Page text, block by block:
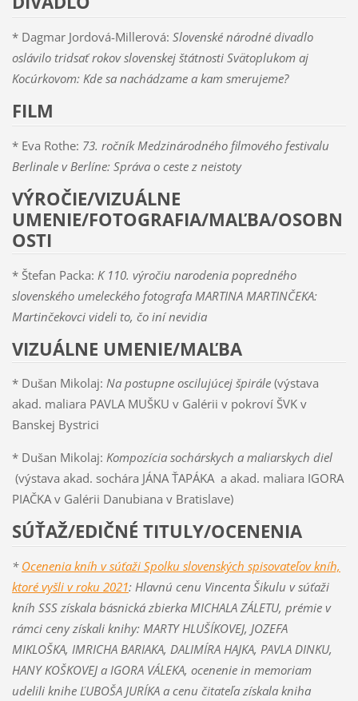
* Dagmar Jordová-Millerová: Slovenské národné divadlo
oslávilo tridsať rokov slovenskej štátnosti Svätoplukom aj
Kocúrkovom: Kde sa nachádzame a kam smerujeme?
FILM
* Eva Rothe: 73. ročník Medzinárodného filmového festivalu
Berlinale v Berlíne: Správa o ceste z neistoty
VÝROČIE/VIZUÁLNE
UMENIE/FOTOGRAFIA/MAĽBA/OSOBN
OSTI
* Štefan Packa: K 110. výročiu narodenia popredného
slovenského umeleckého fotografa MARTINA MARTINČEKA:
Martinčekovci videli to, čo iní nevidia
VIZUÁLNE UMENIE/MAĽBA
* Dušan Mikolaj: Na postupne oscilujúcej špirále(výstava
akad. maliara PAVLA MUŠKU v Galérii v pokroví ŠVK v
Banskej Bystrici
* Dušan Mikolaj: Kompozícia sochárskych a maliarskych diel
(výstava akad. sochára JÁNA ŤAPÁKA a akad. maliara IGORA
PIAČKA v Galérii Danubiana v Bratislave)
SÚŤAŽ/EDIČNÉ TITULY/OCENENIA
* Ocenenia kníh v súťaži Spolku slovenských spisovateľov kníh,
ktoré vyšli v roku 2021: Hlavnú cenu Vincenta Šikulu v súťaži
kníh SSS získala básnická zbierka MICHALA ZÁLETU, prémie v
rámci ceny získali knihy: MARTY HLUŠÍKOVEJ, JOZEFA
MIKLOŠKA, IMRICHA BARIAKA, DALIMÍRA HAJKA, PAVLA DINKU,
HANY KOŠKOVEJ a IGORA VÁLEKA, ocenenie in memoriam
udelili knihe ĽUBOŠA JURÍKA a cenu čitateľa získala kniha